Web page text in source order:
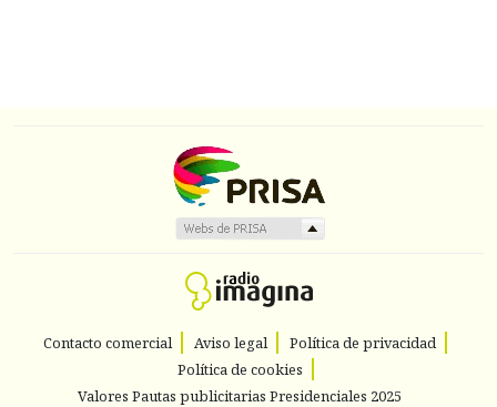
Contacto comercial Aviso legal
Política de privacidad
Política de cookies
Valores Pautas publicitarias Presidenciales 2025